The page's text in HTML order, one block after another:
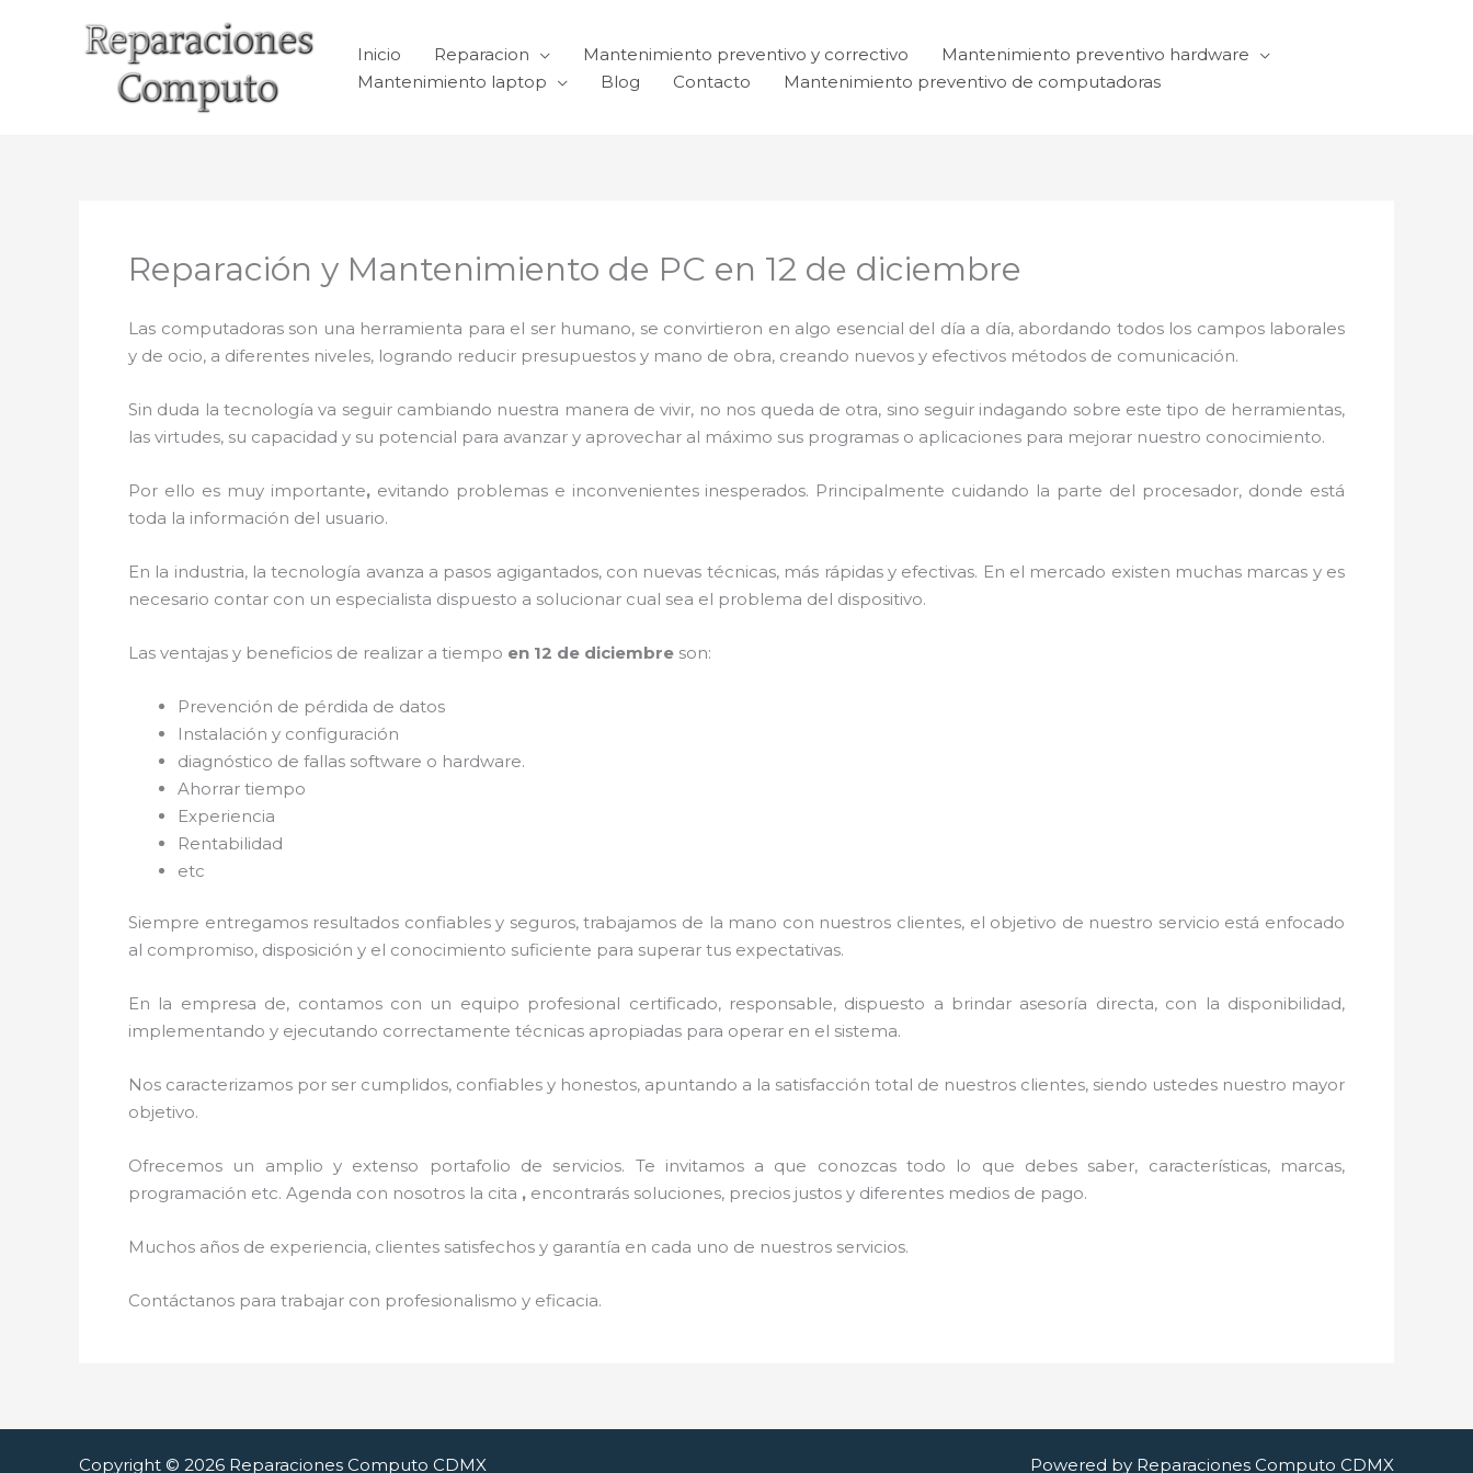
Inicio Reparacion Mantenimiento preventivo y correctivo
Mantenimiento preventivo hardware
Mantenimiento laptop
Blog Contacto Mantenimiento preventivo de computadoras
Reparación y Mantenimiento de PC en 12 de diciembre
Las computadoras son una herramienta para el ser humano, se convirtieron en algo esencial del día a día, abordando todos los campos laborales
y de ocio, a diferentes niveles, logrando reducir presupuestos y mano de obra, creando nuevos y efectivos métodos de comunicación.
Sin duda la tecnología va seguir cambiando nuestra manera de vivir, no nos queda de otra, sino seguir indagando sobre este tipo de herramientas,
las virtudes, su capacidad y su potencial para avanzar y aprovechar al máximo sus programas o aplicaciones para mejorar nuestro conocimiento.
Por ello es muy importante, evitando problemas e inconvenientes inesperados. Principalmente cuidando la parte del procesador, donde está
toda la información del usuario.
En la industria, la tecnología avanza a pasos agigantados, con nuevas técnicas, más rápidas y efectivas. En el mercado existen muchas marcas y es
necesario contar con un especialista dispuesto a solucionar cual sea el problema del dispositivo.
Las ventajas y beneficios de realizar a tiempo en 12 de diciembre son:
Prevención de pérdida de datos
Instalación y configuración
diagnóstico de fallas software o hardware.
Ahorrar tiempo
Experiencia
Rentabilidad
etc
Siempre entregamos resultados confiables y seguros, trabajamos de la mano con nuestros clientes, el objetivo de nuestro servicio está enfocado
al compromiso, disposición y el conocimiento suficiente para superar tus expectativas.
En la empresa de, contamos con un equipo profesional certificado, responsable, dispuesto a brindar asesoría directa, con la disponibilidad,
implementando y ejecutando correctamente técnicas apropiadas para operar en el sistema.
Nos caracterizamos por ser cumplidos, confiables y honestos, apuntando a la satisfacción total de nuestros clientes, siendo ustedes nuestro mayor
objetivo.
Ofrecemos un amplio y extenso portafolio de servicios. Te invitamos a que conozcas todo lo que debes saber, características, marcas,
programación etc. Agenda con nosotros la cita , encontrarás soluciones, precios justos y diferentes medios de pago.
Muchos años de experiencia, clientes satisfechos y garantía en cada uno de nuestros servicios.
Contáctanos para trabajar con profesionalismo y eficacia.
Copyright © 2026 Reparaciones Computo CDMX Powered by Reparaciones Computo CDMX